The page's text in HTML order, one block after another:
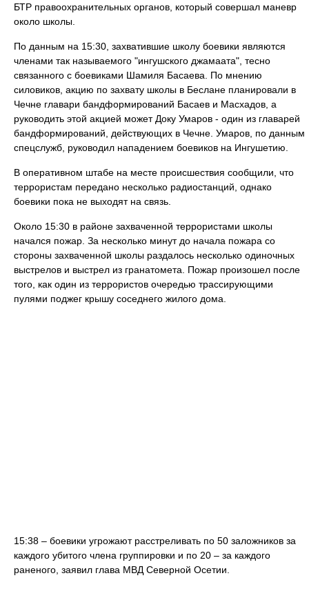
БТР правоохранительных органов, который совершал маневр
около школы.
По данным на 15:30, захватившие школу боевики являются
членами так называемого "ингушского джамаата", тесно
связанного с боевиками Шамиля Басаева. По мнению
силовиков, акцию по захвату школы в Беслане планировали в
Чечне главари бандформирований Басаев и Масхадов, а
руководить этой акцией может Доку Умаров ‑ один из главарей
бандформирований, действующих в Чечне. Умаров, по данным
спецслужб, руководил нападением боевиков на Ингушетию.
В оперативном штабе на месте происшествия сообщили, что
террористам передано несколько радиостанций, однако
боевики пока не выходят на связь.
Около 15:30 в районе захваченной террористами школы
начался пожар. За несколько минут до начала пожара со
стороны захваченной школы раздалось несколько одиночных
выстрелов и выстрел из гранатомета. Пожар произошел после
того, как один из террористов очередью трассирующими
пулями поджег крышу соседнего жилого дома.
15:38 – боевики угрожают расстреливать по 50 заложников за
каждого убитого члена группировки и по 20 – за каждого
раненого, заявил глава МВД Северной Осетии.